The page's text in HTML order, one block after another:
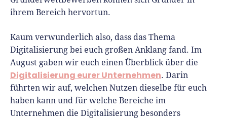
ihrem Bereich hervortun.
Kaum verwunderlich also, dass das Thema
Digitalisierung bei euch großen Anklang fand. Im
August gaben wir euch einen Überblick über die
Digitalisierung eurer Unternehmen. Darin
führten wir auf, welchen Nutzen dieselbe für euch
haben kann und für welche Bereiche im
Unternehmen die Digitalisierung besonders